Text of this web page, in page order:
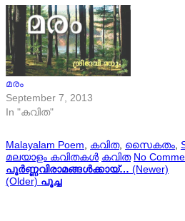
മരം
September 7, 2013
In "കവിത"
Malayalam Poem, കവിത, സൈകതം,
മലയാളം കവിതകൾ കവിത No
പൂർണ്ണവിരാമങ്ങൾക്കായ്… (Newer)
(Older) പൂച്ച